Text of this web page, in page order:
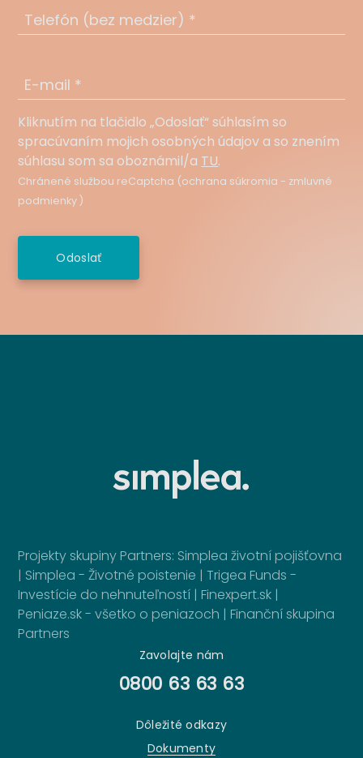
Telefón (bez medzier) *
E-mail *
Kliknutím na tlačidlo „Odoslať“ súhlasím so
spracúvaním mojich osobných údajov a so znením
súhlasu som sa oboznámil/a TU.
Chránené službou reCaptcha (ochrana súkromia - zmluvné
podmienky )
Odoslať
Dôležité odkazy
Dokumenty
Zavolajte nám
0800 63 63 63
Projekty skupiny Partners: Simplea životní pojišťovna
| Simplea - Životné poistenie |Trigea Funds -
Investície do nehnuteľností |Finexpert.sk |
Peniaze.sk - všetko o peniazoch |Finanční skupina
Partners